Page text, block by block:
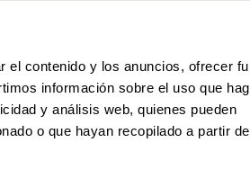
el contenido y los anuncios, ofrecer
información sobre el uso que
y análisis web, quienes pueden
o que hayan recopilado a partir